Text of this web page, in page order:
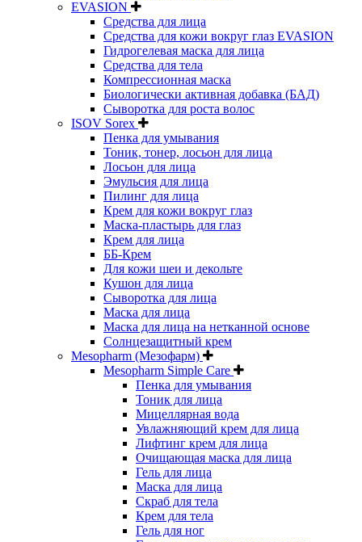
EVASION
Средства для лица
Средства для кожи вокруг глаз EVASION
Гидрогелевая маска для лица
Средства для тела
Компрессионная маска
Биологически активная добавка (БАД)
Сыворотка для роста волос
ISOV Sorex
Пенка для умывания
Тоник, тонер, лосьон для лица
Лосьон для лица
Эмульсия для лица
Пилинг для лица
Крем для кожи вокруг глаз
Маска-пластырь для глаз
Крем для лица
ББ-Крем
Для кожи шеи и декольте
Кушон для лица
Сыворотка для лица
Маска для лица
Маска для лица на нетканной основе
Солнцезащитный крем
Mesopharm (Мезофарм)
Mesopharm Simple Care
Пенка для умывания
Тоник для лица
Мицеллярная вода
Увлажняющий крем для лица
Лифтинг крем для лица
Очищающая маска для лица
Гель для лица
Маска для лица
Скраб для тела
Крем для тела
Гель для ног